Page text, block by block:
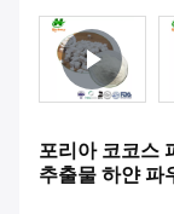
포리아 코코스
추출물 하얀 파